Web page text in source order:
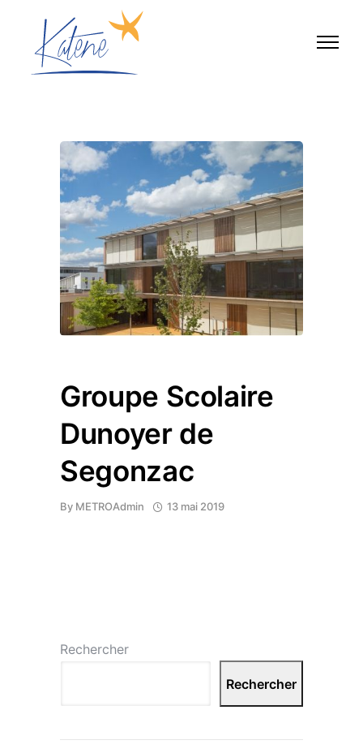
Groupe Scolaire
Dunoyer de
Segonzac
By METROAdmin 13 mai 2019
Rechercher
Rechercher